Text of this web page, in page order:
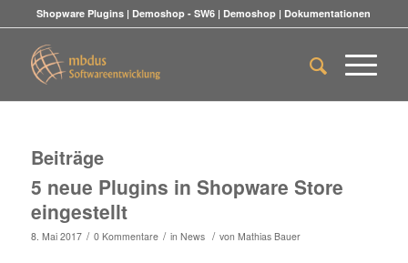
Shopware Plugins | Demoshop - SW6 | Demoshop | Dokumentationen
Beiträge
5 neue Plugins in Shopware Store
eingestellt
8. Mai 2017 / 0 Kommentare / in News / von Mathias Bauer